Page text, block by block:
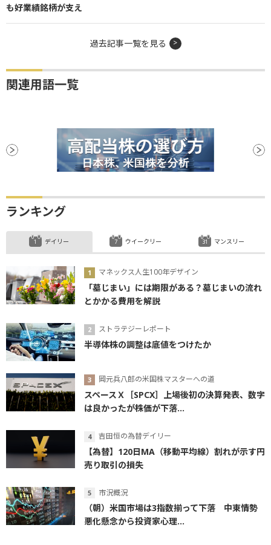
も好業績銘柄が支え
過去記事一覧を見る
関連用語一覧
ランキング
デイリー
マネックス人生100年デザイン
「墓じまい」には期限がある？墓じまいの流れ
とかかる費用を解説
ストラテジーレポート
半導体株の調整は底値をつけたか
岡元兵八郎の米国株マスターへの道
スペースＸ［SPCX］上場後初の決算発表、数字
は良かったが株価が下落...
吉田恒の為替デイリー
【為替】120日MA（移動平均線）割れが示す円
売り取引の損失
市況概況
（朝）米国市場は3指数揃って下落 中東情勢
悪化懸念から投資家心理...
ウイークリー マンスリー